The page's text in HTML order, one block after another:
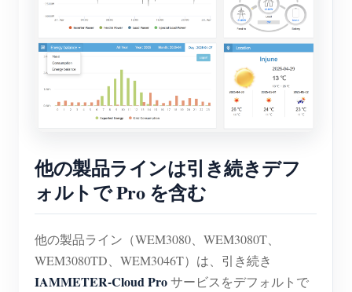
他の製品ラインは引き続きデフ
ォルトで Pro を含む
他の製品ライン（WEM3080、WEM3080T、
WEM3080TD、WEM3046T）は、引き続き
IAMMETER-Cloud Proサービスをデフォルトで